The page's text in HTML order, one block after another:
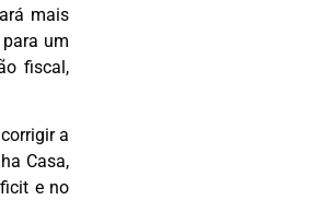
mais
um
fiscal,
a
Casa,
e no